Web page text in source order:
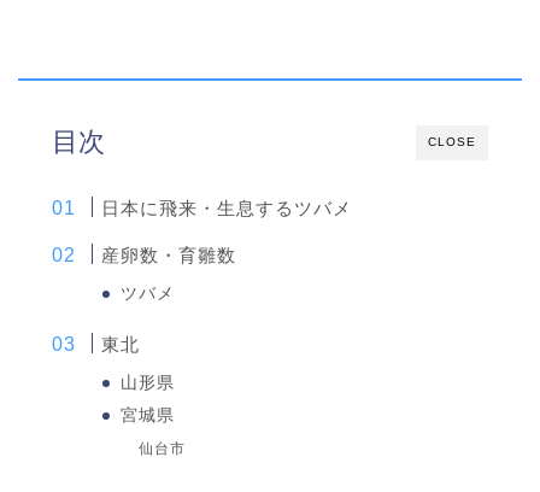
CLOSE
目次
日本に飛来・生息するツバメ
産卵数・育雛数
ツバメ
東北
山形県
宮城県
仙台市